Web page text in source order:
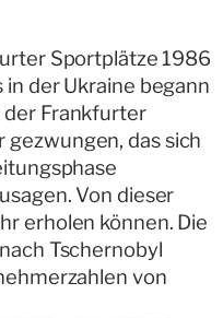
Sportplätze 1986
der Ukraine begann
der Frankfurter
das sich
Von dieser
erholen können. Die
Tschernobyl
von